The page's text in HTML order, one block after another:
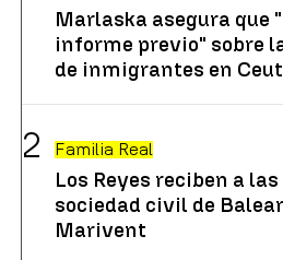
Marlaska asegura que
informe previo" sobre
de inmigrantes en
Familia Real
Los Reyes reciben a
sociedad civil de
Marivent